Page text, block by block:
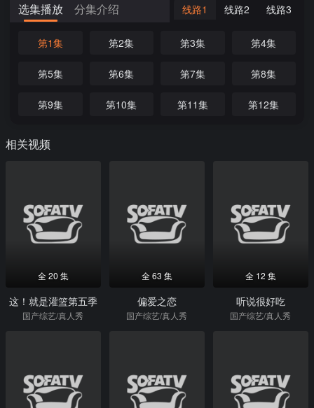
选集播放 分集介绍 线路1 线路2 线路3
第1集 第2集 第3集 第4集
第5集 第6集 第7集 第8集
第9集 第10集 第11集 第12集
相关视频
全 20 集
这！就是灌篮第五季
国产综艺/真人秀
全 63 集
偏爱之恋
国产综艺/真人秀
全 12 集
听说很好吃
国产综艺/真人秀